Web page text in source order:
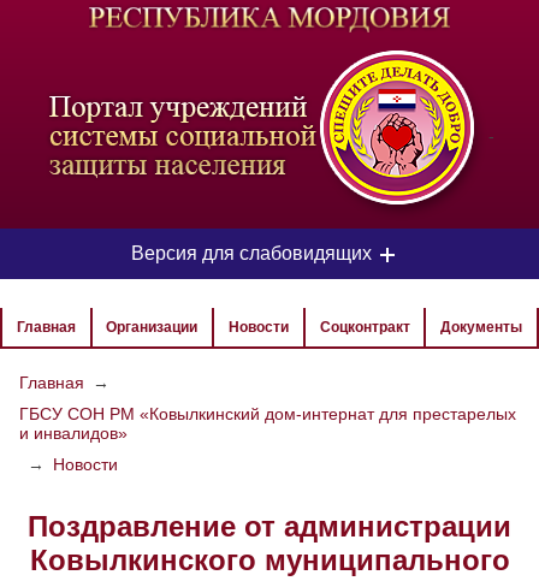
-
Версия для слабовидящих
ЦВЕТОВАЯ СХЕМА
РАЗМЕР ТЕКСТА
ИЗОБРАЖЕНИЯ
Скрыть Ч/б
Главная Организации Новости Соцконтракт Документы
Главная
→
ГБСУ СОН РМ «Ковылкинский дом-интернат для престарелых
и инвалидов»
→
Новости
Поздравление от администрации
Ковылкинского муниципального